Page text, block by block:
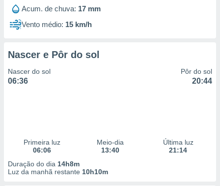
Acum. de chuva: 17 mm
Vento médio: 15 km/h
Nascer e Pôr do sol
Nascer do sol
06:36
Pôr do sol
20:44
Primeira luz
06:06
Meio-dia
13:40
Última luz
21:14
Duração do dia 14h8m
Luz da manhã restante 10h10m